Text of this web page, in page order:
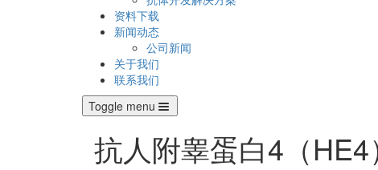
资料下载
新闻动态
公司新闻
关于我们
联系我们
Toggle menu
抗人附睾蛋白4（